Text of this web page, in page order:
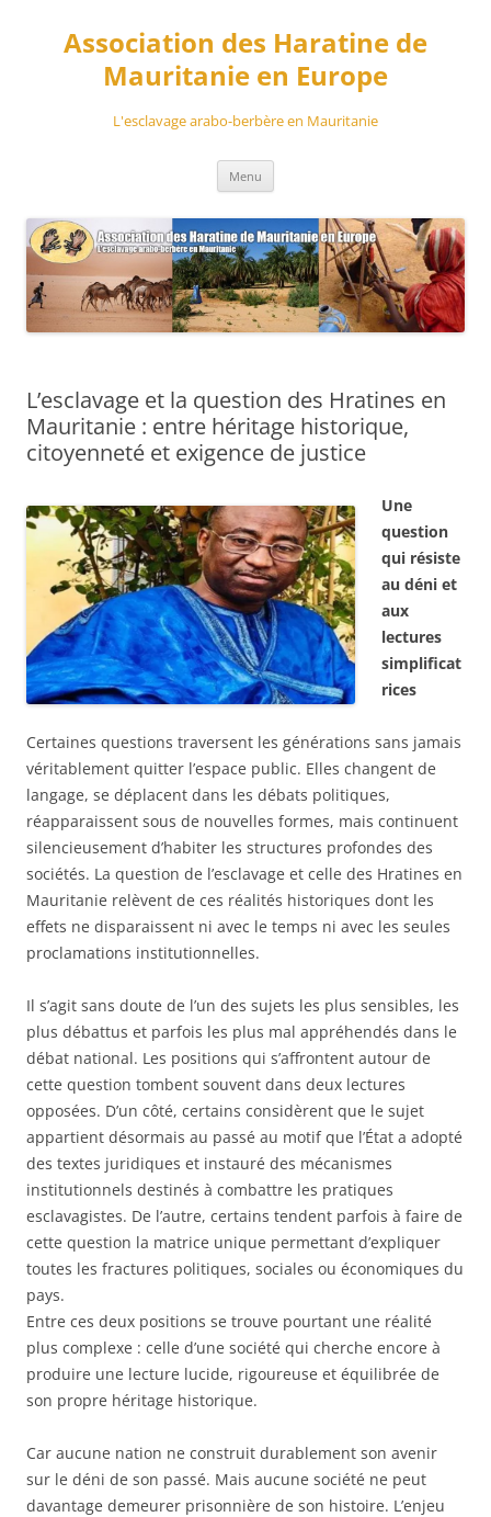
contenuAssociation des Haratine de
Mauritanie en Europe
L'esclavage arabo-berbère en Mauritanie
Menu
L’esclavage et la question des Hratines en
Mauritanie : entre héritage historique,
citoyenneté et exigence de justice
Une
question
qui résiste
au déni et
aux
lectures
simplificat
rices
Certaines questions traversent les générations sans jamais
véritablement quitter l’espace public. Elles changent de
langage, se déplacent dans les débats politiques,
réapparaissent sous de nouvelles formes, mais continuent
silencieusement d’habiter les structures profondes des
sociétés. La question de l’esclavage et celle des Hratines en
Mauritanie relèvent de ces réalités historiques dont les
effets ne disparaissent ni avec le temps ni avec les seules
proclamations institutionnelles.
Il s’agit sans doute de l’un des sujets les plus sensibles, les
plus débattus et parfois les plus mal appréhendés dans le
débat national. Les positions qui s’affrontent autour de
cette question tombent souvent dans deux lectures
opposées. D’un côté, certains considèrent que le sujet
appartient désormais au passé au motif que l’État a adopté
des textes juridiques et instauré des mécanismes
institutionnels destinés à combattre les pratiques
esclavagistes. De l’autre, certains tendent parfois à faire de
cette question la matrice unique permettant d’expliquer
toutes les fractures politiques, sociales ou économiques du
pays.
Entre ces deux positions se trouve pourtant une réalité
plus complexe : celle d’une société qui cherche encore à
produire une lecture lucide, rigoureuse et équilibrée de
son propre héritage historique.
Car aucune nation ne construit durablement son avenir
sur le déni de son passé. Mais aucune société ne peut
davantage demeurer prisonnière de son histoire. L’enjeu